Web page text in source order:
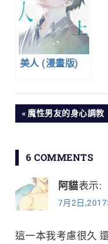
美人 (漫畫版)
文
導
覽
PREVIOUS
魔性男友的身心調教
6 COMMENTS
阿貓表示:
7月2日
這一本我考慮很久